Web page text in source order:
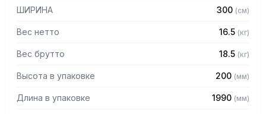
— Разборная конструкция
ШИРИНА 300 (см)
Вес нетто 16.5 (кг)
Вес брутто 18.5 (кг)
Высота в упаковке 200 (мм)
Длина в упаковке 1990 (мм)